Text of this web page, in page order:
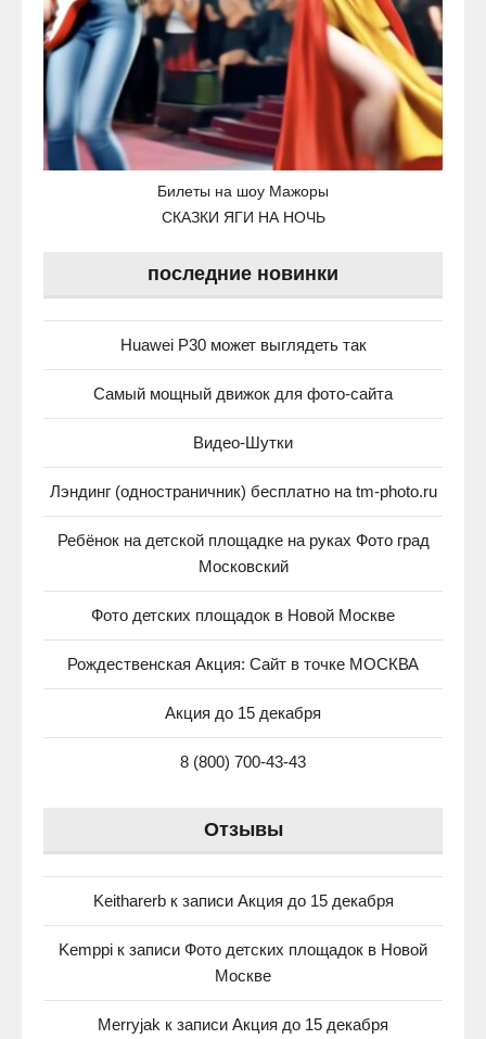
Билеты на шоу Мажоры
СКАЗКИ ЯГИ НА НОЧЬ
последние новинки
Huawei P30 может выглядеть так
Самый мощный движок для фото-сайта
Видео-Шутки
Лэндинг (одностраничник) бесплатно на tm-photo.ru
Ребёнок на детской площадке на руках Фото град
Московский
Фото детских площадок в Новой Москве
Рождественская Акция: Сайт в точке МОСКВА
Акция до 15 декабря
8 (800) 700-43-43
Отзывы
Keitharerbк записи Акция до 15 декабря
Kemppi к записи Фото детских площадок в Новой
Москве
Merryjak к записи Акция до 15 декабря